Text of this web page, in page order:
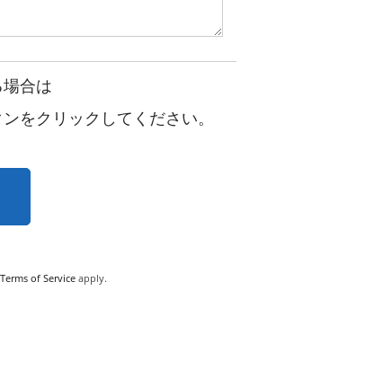
合は
をクリックしてください。
Terms of Service apply.